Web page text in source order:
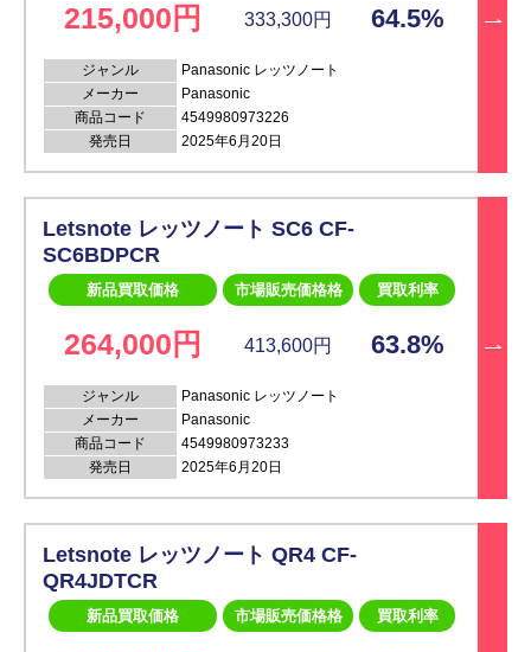
215,000円 333,300円 64.5%
ジャンル
Panasonic レッツノート
メーカー
Panasonic
商品コード
4549980973226
発売日
2025年6月20日
Letsnote レッツノート SC6 CF-
SC6BDPCR
新品買取価格 市場販売価格格 買取利率
264,000円 413,600円 63.8%
ジャンル
Panasonic レッツノート
メーカー
Panasonic
商品コード
4549980973233
発売日
2025年6月20日
Letsnote レッツノート QR4 CF-
QR4JDTCR
新品買取価格 市場販売価格格 買取利率